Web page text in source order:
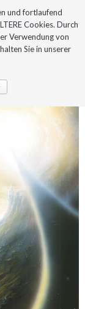
und fortlaufend
Cookies. Durch
Verwendung von
Sie in unserer